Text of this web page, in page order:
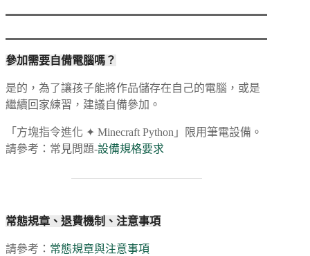
參加需要自備電腦嗎？
是的，為了讓孩子能將作品儲存在自己的電腦，或是
繼續回家練習，建議自備參加。
「方塊指令進化 ✦ Minecraft Python」限用筆電設備。
請參考：常見問題-設備規格要求
常態規章、退費機制、注意事項
請參考： 常態規章與注意事項